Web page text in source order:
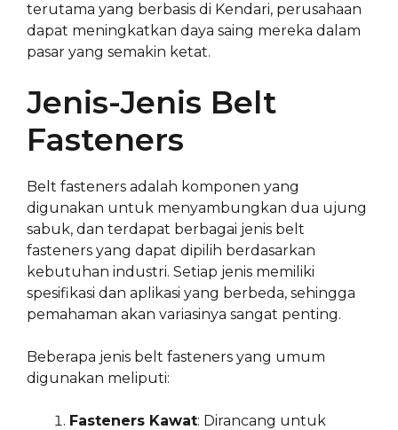
terutama yang berbasis di Kendari, perusahaan
dapat meningkatkan daya saing mereka dalam
pasar yang semakin ketat.
Jenis-Jenis Belt
Fasteners
Belt fasteners adalah komponen yang
digunakan untuk menyambungkan dua ujung
sabuk, dan terdapat berbagai jenis belt
fasteners yang dapat dipilih berdasarkan
kebutuhan industri. Setiap jenis memiliki
spesifikasi dan aplikasi yang berbeda, sehingga
pemahaman akan variasinya sangat penting.
Beberapa jenis belt fasteners yang umum
digunakan meliputi:
Fasteners Kawat: Dirancang untuk